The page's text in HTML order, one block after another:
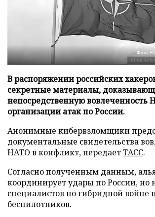
Фото:
В распоряжении российских
секретные материалы,
непосредственную вовлеченность
организации атак по России.
Анонимные кибервзломщики
документальные свидетельства
НАТО в конфликт, передаетТАСС.
Согласно полученным данным,
координирует удары по России, но
специалистов по гибридной войне
беспилотников.